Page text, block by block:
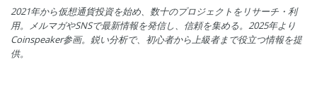
2021年から仮想通貨投資を始め、数十のプロジェクトをリサーチ・利
用。メルマガやSNSで最新情報を発信し、信頼を集める。2025年より
Coinspeaker参画。鋭い分析で、初心者から上級者まで役立つ情報を提
供。